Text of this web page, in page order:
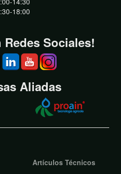
18:00
Redes Sociales!
Aliadas
Artículos Técnicos